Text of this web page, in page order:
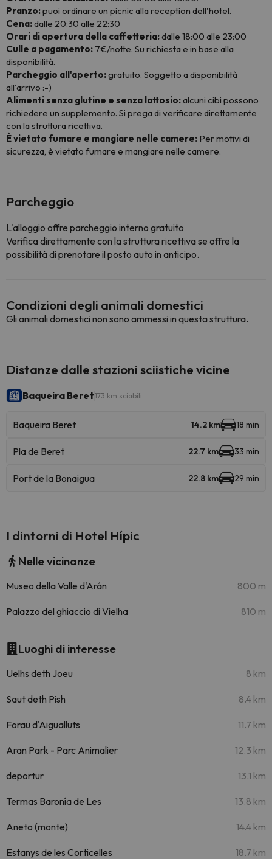
Pranzo:puoi ordinare un picnic alla reception dell'hotel.
Cena:dalle 20:30 alle 22:30
Orari di apertura della caffetteria:dalle 18:00 alle 23:00
Culle a pagamento: 7€/notte. Su richiesta e in base alla
disponibilità.
Parcheggio all'aperto:gratuito. Soggetto a disponibilità
all'arrivo :-)
Alimenti senza glutine e senza lattosio:alcuni cibi possono
richiedere un supplemento. Si prega di verificare direttamente
con la struttura ricettiva.
È vietato fumare e mangiare nelle camere: Per motivi di
sicurezza, è vietato fumare e mangiare nelle camere.
Parcheggio
L'alloggio offre parcheggio interno gratuito
Verifica direttamente con la struttura ricettiva se offre la
possibilità di prenotare il posto auto in anticipo.
Condizioni degli animali domestici
Gli animali domestici non sono ammessi in questa struttura.
Distanze dalle stazioni sciistiche vicine
Baqueira Beret173 km sciabili
Baqueira Beret 14.2 km 18 min
Pla de Beret 22.7 km 33 min
Port de la Bonaigua 22.8 km 29 min
I dintorni di Hotel Hípic
Nelle vicinanze
Museo della Valle d'Arán 800 m
Palazzo del ghiaccio di Vielha 810 m
Luoghi di interesse
Uelhs deth Joeu 8 km
Saut deth Pish 8.4 km
Forau d'Aigualluts 11.7 km
Aran Park - Parc Animalier 12.3 km
deportur 13.1 km
Termas Baronía de Les 13.8 km
Aneto (monte) 14.4 km
Estanys de les Corticelles 18.7 km